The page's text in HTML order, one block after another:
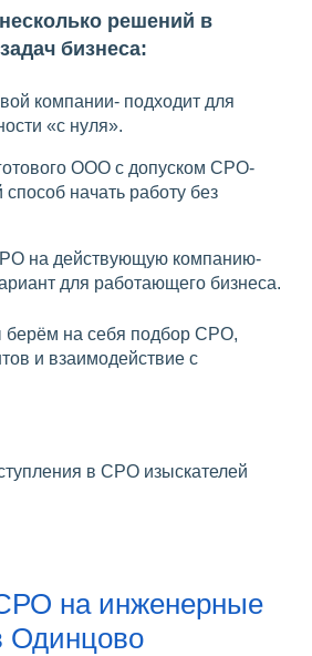
решений в
бизнеса:
компании- подходит для
«с нуля».
ООО с допуском СРО-
начать работу без
на действующую компанию-
для работающего бизнеса.
берём на себя подбор СРО,
и взаимодействие с
на инженерные
Одинцово